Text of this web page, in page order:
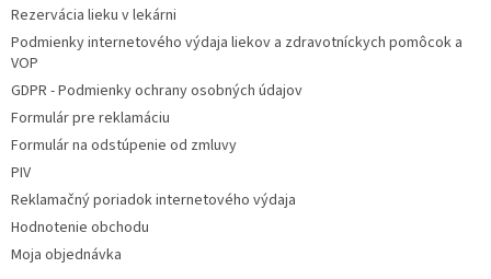
Rezervácia lieku v lekárni
Podmienky internetového výdaja liekov a zdravotníckych pomôcok a
VOP
GDPR - Podmienky ochrany osobných údajov
Formulár pre reklamáciu
Formulár na odstúpenie od zmluvy
PIV
Reklamačný poriadok internetového výdaja
Hodnotenie obchodu
Moja objednávka